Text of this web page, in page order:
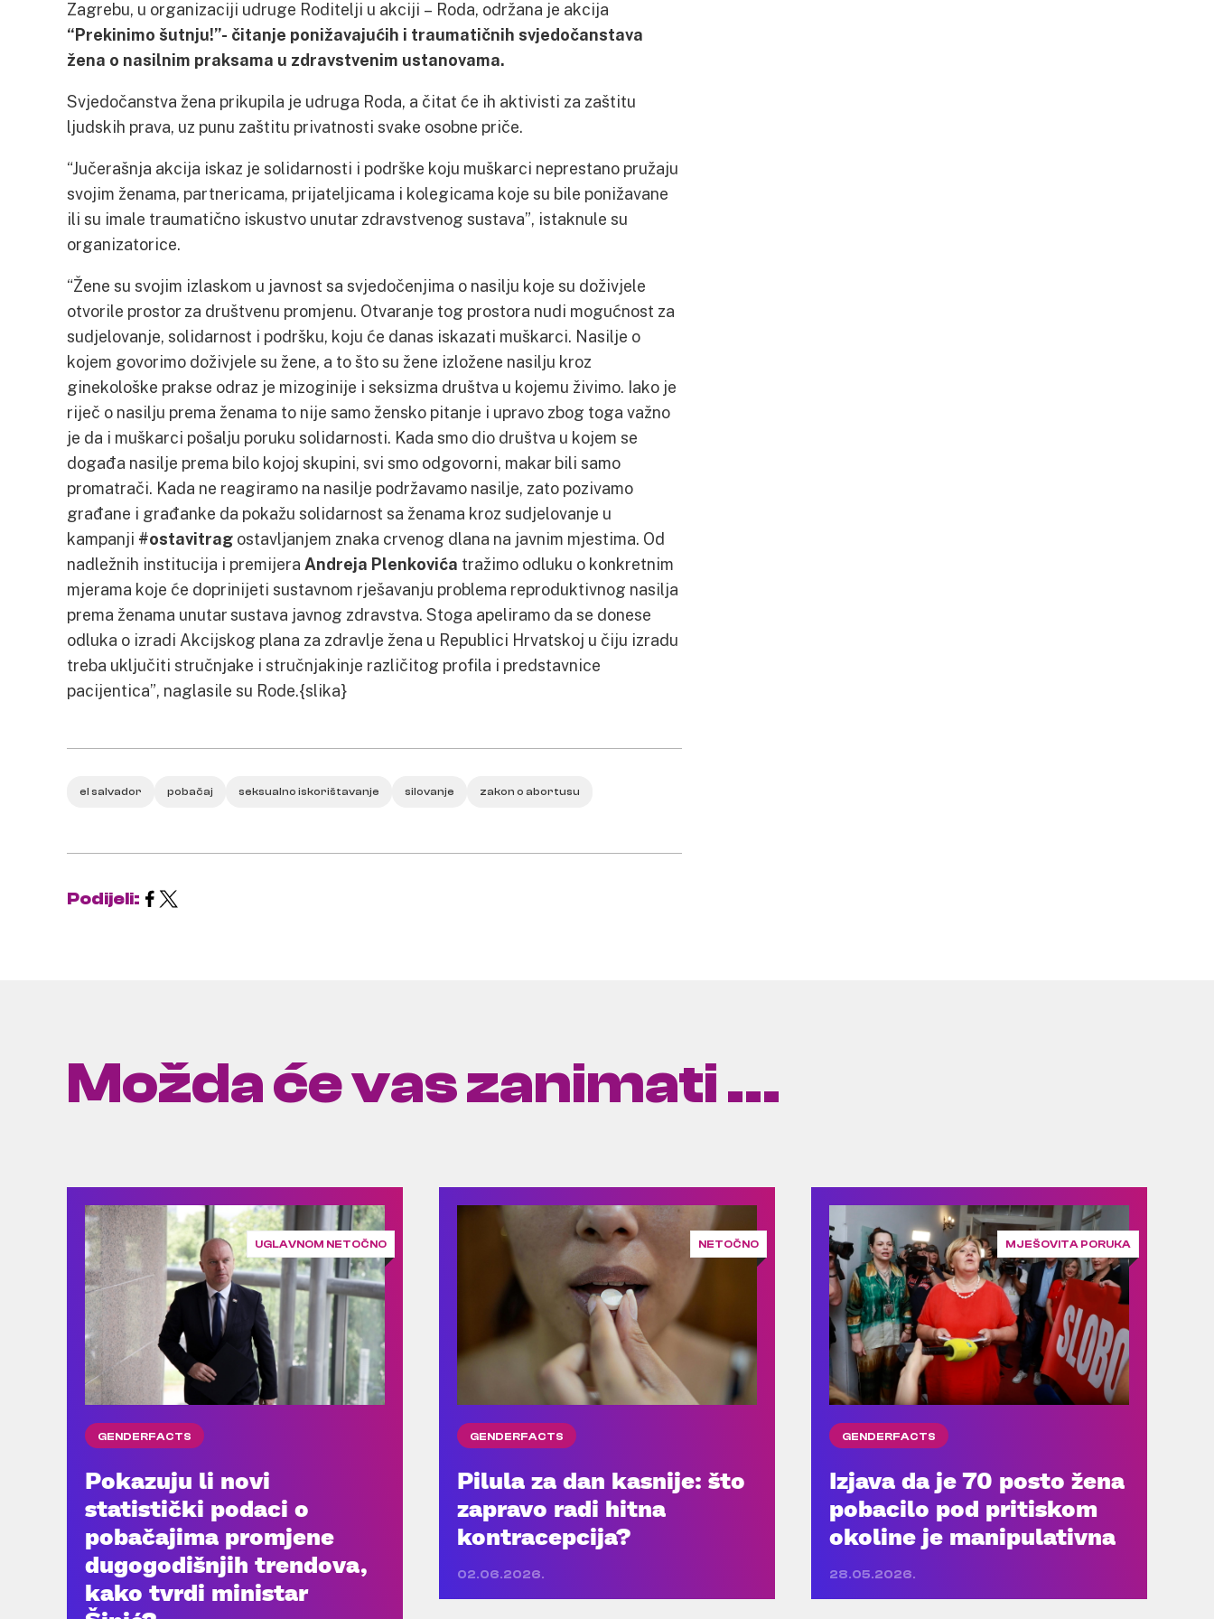
Zagrebu, u organizaciji udruge Roditelji u akciji – Roda, održana je akcija
“Prekinimo šutnju!”- čitanje ponižavajućih i traumatičnih svjedočanstava
žena o nasilnim praksama u zdravstvenim ustanovama.
Svjedočanstva žena prikupila je udruga Roda, a čitat će ih aktivisti za zaštitu
ljudskih prava, uz punu zaštitu privatnosti svake osobne priče.
“Jučerašnja akcija iskaz je solidarnosti i podrške koju muškarci neprestano pružaju
svojim ženama, partnericama, prijateljicama i kolegicama koje su bile ponižavane
ili su imale traumatično iskustvo unutar zdravstvenog sustava”, istaknule su
organizatorice.
“Žene su svojim izlaskom u javnost sa svjedočenjima o nasilju koje su doživjele
otvorile prostor za društvenu promjenu. Otvaranje tog prostora nudi mogućnost za
sudjelovanje, solidarnost i podršku, koju će danas iskazati muškarci. Nasilje o
kojem govorimo doživjele su žene, a to što su žene izložene nasilju kroz
ginekološke prakse odraz je mizoginije i seksizma društva u kojemu živimo. Iako je
riječ o nasilju prema ženama to nije samo žensko pitanje i upravo zbog toga važno
je da i muškarci pošalju poruku solidarnosti. Kada smo dio društva u kojem se
događa nasilje prema bilo kojoj skupini, svi smo odgovorni, makar bili samo
promatrači. Kada ne reagiramo na nasilje podržavamo nasilje, zato pozivamo
građane i građanke da pokažu solidarnost sa ženama kroz sudjelovanje u
kampanji #ostavitrag ostavljanjem znaka crvenog dlana na javnim mjestima. Od
nadležnih institucija i premijera Andreja Plenkovića tražimo odluku o konkretnim
mjerama koje će doprinijeti sustavnom rješavanju problema reproduktivnog nasilja
prema ženama unutar sustava javnog zdravstva. Stoga apeliramo da se donese
odluka o izradi Akcijskog plana za zdravlje žena u Republici Hrvatskoj u čiju izradu
treba uključiti stručnjake i stručnjakinje različitog profila i predstavnice
pacijentica”, naglasile su Rode.{slika}
el salvador pobačaj seksualno iskorištavanje silovanje zakon o abortusu
Podijeli:
Možda će vas zanimati ...
UGLAVNOM NETOČNO
GENDERFACTS
Pokazuju li novi
statistički podaci o
pobačajima promjene
dugogodišnjih trendova,
kako tvrdi ministar
NETOČNO
GENDERFACTS
Pilula za dan kasnije: što
zapravo radi hitna
kontracepcija?
02.06.2026.
MJEŠOVITA PORUKA
GENDERFACTS
Izjava da je 70 posto žena
pobacilo pod pritiskom
okoline je manipulativna
28.05.2026.